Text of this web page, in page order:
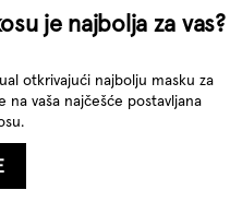
je najbolja za vas?
otkrivajući najbolju masku za
na vaša najčešće postavljana